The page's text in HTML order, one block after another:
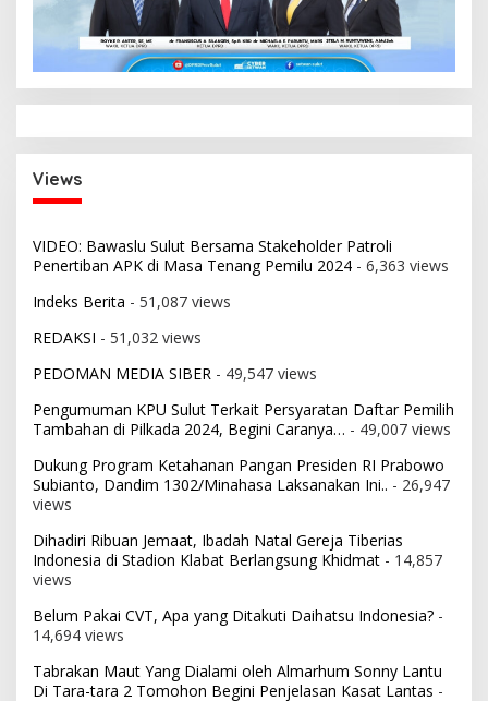
Views
VIDEO: Bawaslu Sulut Bersama Stakeholder Patroli
Penertiban APK di Masa Tenang Pemilu 2024 - 6,363 views
Indeks Berita - 51,087 views
REDAKSI - 51,032 views
PEDOMAN MEDIA SIBER - 49,547 views
Pengumuman KPU Sulut Terkait Persyaratan Daftar Pemilih
Tambahan di Pilkada 2024, Begini Caranya… - 49,007 views
Dukung Program Ketahanan Pangan Presiden RI Prabowo
Subianto, Dandim 1302/Minahasa Laksanakan Ini.. - 26,947
views
Dihadiri Ribuan Jemaat, Ibadah Natal Gereja Tiberias
Indonesia di Stadion Klabat Berlangsung Khidmat - 14,857
views
Belum Pakai CVT, Apa yang Ditakuti Daihatsu Indonesia? -
14,694 views
Tabrakan Maut Yang Dialami oleh Almarhum Sonny Lantu
Di Tara-tara 2 Tomohon Begini Penjelasan Kasat Lantas -